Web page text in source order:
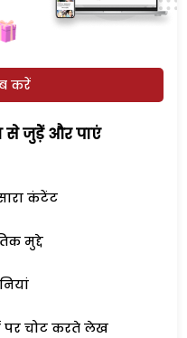
करें
से जुड़ेें और पाएं
कंटेंट
मुद्दे
चोट करते लेख